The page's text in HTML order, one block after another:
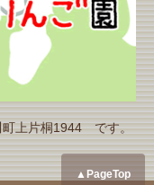
町上片桐1944 です。
▲PageTop